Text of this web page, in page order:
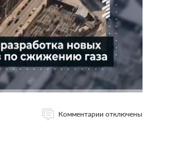
Комментарии отключены